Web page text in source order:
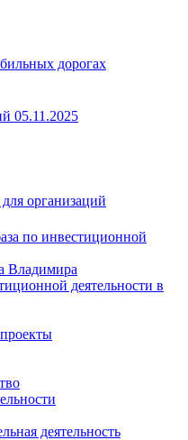
дорогах
05.11.2025
организаций
по инвестиционной
Владимира
деятельности в
деятельность